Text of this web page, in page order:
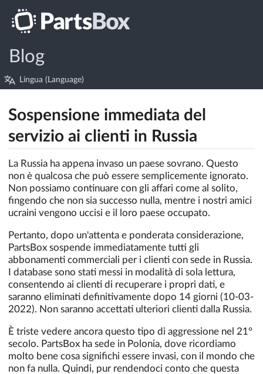
Blog
Lingua (Language)
Sospensione immediata del
servizio ai clienti in Russia
La Russia ha appena invaso un paese sovrano. Questo
non è qualcosa che può essere semplicemente ignorato.
Non possiamo continuare con gli affari come al solito,
fingendo che non sia successo nulla, mentre i nostri amici
ucraini vengono uccisi e il loro paese occupato.
Pertanto, dopo un'attenta e ponderata considerazione,
PartsBox sospende immediatamente tutti gli
abbonamenti commerciali per i clienti con sede in Russia.
I database sono stati messi in modalità di sola lettura,
consentendo ai clienti di recuperare i propri dati, e
saranno eliminati definitivamente dopo 14 giorni (10-03-
2022). Non saranno accettati ulteriori clienti dalla Russia.
È triste vedere ancora questo tipo di aggressione nel 21°
secolo. PartsBox ha sede in Polonia, dove ricordiamo
molto bene cosa significhi essere invasi, con il mondo che
non fa nulla. Quindi, pur rendendoci conto che questa